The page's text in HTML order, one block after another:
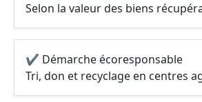
Selon la valeur des biens
✔ Démarche écoresponsable
Tri, don et recyclage en centres